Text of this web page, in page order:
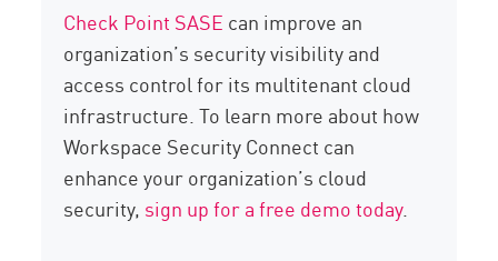
Check Point SASE can improve an
organization’s security visibility and
access control for its multitenant cloud
infrastructure. To learn more about how
Workspace Security Connect can
enhance your organization’s cloud
security, sign up for a free demo today.